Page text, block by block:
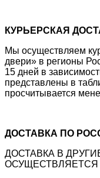
КУРЬЕРСКАЯ
Мы осуществляем
двери» в регионы
15 дней в
представлены в
просчитывается
ДОСТАВКА ПО
ДОСТАВКА В